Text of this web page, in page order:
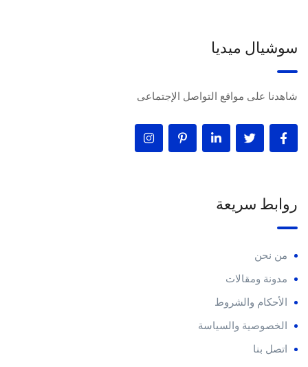
سوشيال ميديا
شاهدنا على مواقع التواصل الإجتماعى
روابط سريعة
من نحن
مدونة ومقالات
الأحكام والشروط
الخصوصية والسياسة
اتصل بنا